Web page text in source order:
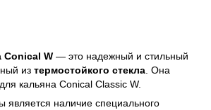
Conical W — это надежный и стильный
из термостойкого стекла . Она
кальяна Conical Classic W.
является наличие специального